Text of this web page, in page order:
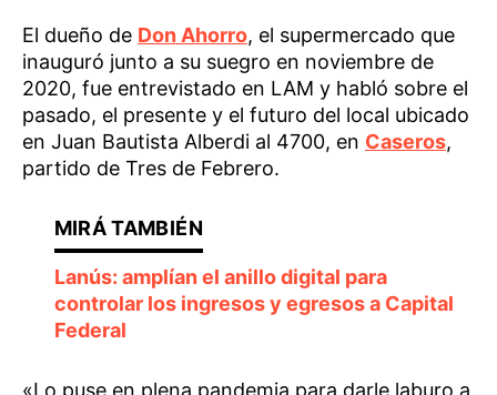
El dueño de Don Ahorro, el supermercado que
inauguró junto a su suegro en noviembre de
2020, fue entrevistado en LAM y habló sobre el
pasado, el presente y el futuro del local ubicado
en Juan Bautista Alberdi al 4700, en Caseros,
partido de Tres de Febrero.
Lanús: amplían el anillo digital para
controlar los ingresos y egresos a Capital
Federal
«Lo puse en plena pandemia para darle laburo a